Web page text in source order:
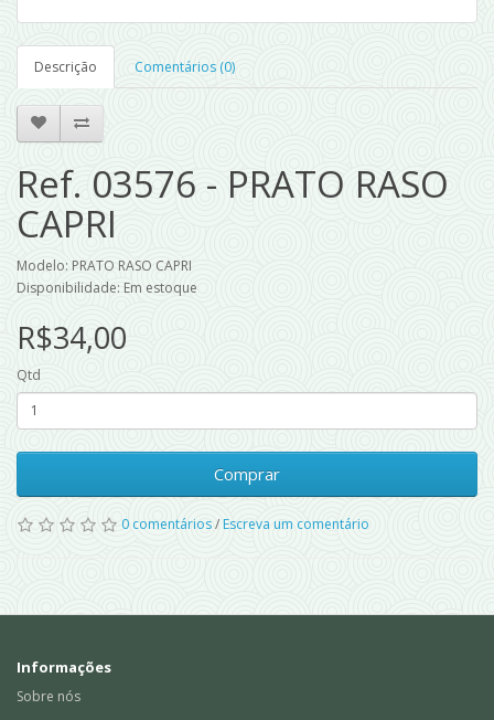
Descrição Comentários (0)
Ref. 03576 - PRATO RASO
CAPRI
Modelo: PRATO RASO CAPRI
Disponibilidade: Em estoque
R$34,00
Qtd
Comprar
0 comentários/Escreva um comentário
Informações
Sobre nós